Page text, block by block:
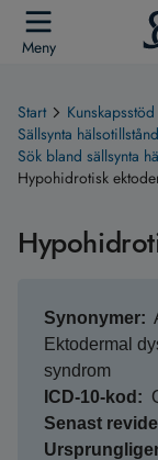
Meny
Start
Sällsynta hälsotillstånd
Sök bland sällsynta
Hypohidrotisk
Synonymer
Ektodermal
syndrom
ICD-10-kod
Senast